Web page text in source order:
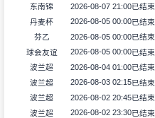
东南锦
2026-08-07 21:00已结束
丹麦杯
2026-08-05 00:00已结束
芬乙
2026-08-05 00:00已结束
球会友谊
2026-08-05 00:00已结束
波兰超
2026-08-04 01:00已结束
波兰超
2026-08-03 02:15已结束
波兰超
2026-08-02 20:45已结束
波兰超
2026-08-02 23:30已结束